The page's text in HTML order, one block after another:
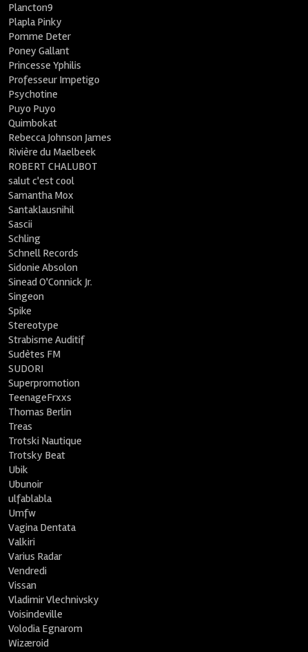
Plancton9
Plapla Pinky
Pomme Deter
Poney Gallant
Princesse Yphilis
Professeur Impetigo
Psychotine
Puyo Puyo
Quimbokat
Rebecca Johnson James
Rivière du Maelbeek
ROBERT CHALUBOT
salut c'est cool
Samantha Mox
Santaklausnihil
Sascii
Schling
Schnell Records
Sidonie Absolon
Sinead O'Connick Jr.
Singeon
Spike
Stereotype
Strabisme Auditif
Sudètes FM
SUDORI
Superpromotion
TeenageFrxxs
Thomas Berlin
Treas
Trotski Nautique
Trotsky Beat
Ubik
Ubunoir
ulfablabla
Umfw
Vagina Dentata
Valkiri
Varius Radar
Vendredi
Vissan
Vladimir Vlechnivsky
Voisindeville
Volodia Egnarom
Wizæroid